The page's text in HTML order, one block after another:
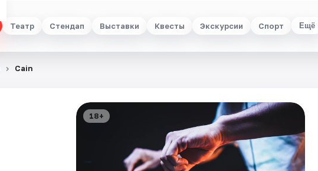
Театр Стендап Выставки Квесты Экскурсии Спорт Ещё
Cain
18+